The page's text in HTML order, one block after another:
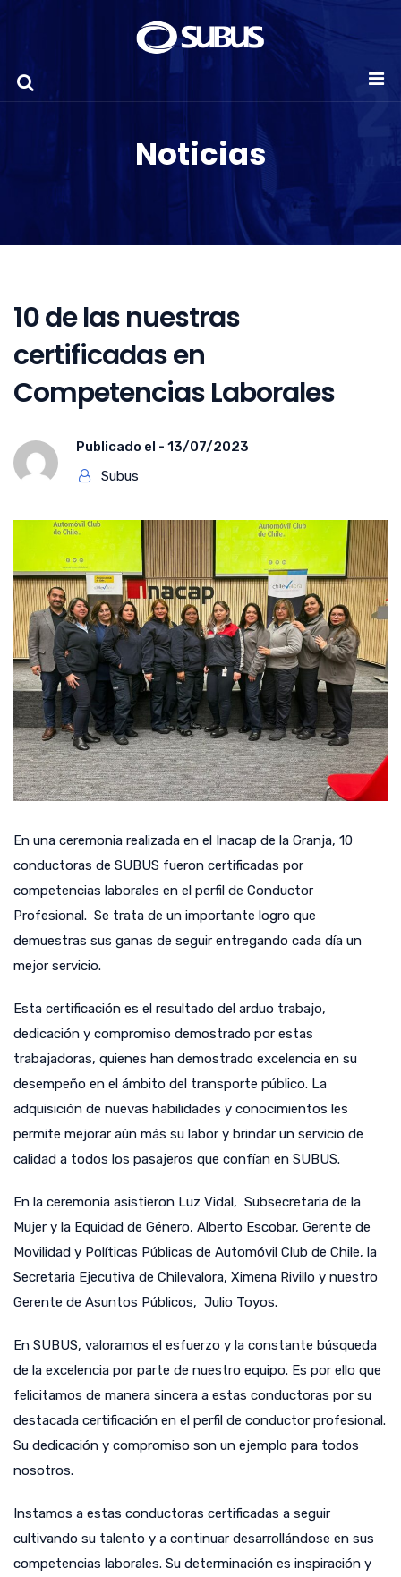
Noticias
10 de las nuestras
certificadas en
Competencias Laborales
Publicado el - 13/07/2023
Subus
En una ceremonia realizada en el Inacap de la Granja, 10
conductoras de SUBUS fueron certificadas por
competencias laborales en el perfil de Conductor
Profesional. Se trata de un importante logro que
demuestras sus ganas de seguir entregando cada día un
mejor servicio.
Esta certificación es el resultado del arduo trabajo,
dedicación y compromiso demostrado por estas
trabajadoras, quienes han demostrado excelencia en su
desempeño en el ámbito del transporte público. La
adquisición de nuevas habilidades y conocimientos les
permite mejorar aún más su labor y brindar un servicio de
calidad a todos los pasajeros que confían en SUBUS.
En la ceremonia asistieron Luz Vidal, Subsecretaria de la
Mujer y la Equidad de Género, Alberto Escobar, Gerente de
Movilidad y Políticas Públicas de Automóvil Club de Chile, la
Secretaria Ejecutiva de Chilevalora, Ximena Rivillo y nuestro
Gerente de Asuntos Públicos, Julio Toyos.
En SUBUS, valoramos el esfuerzo y la constante búsqueda
de la excelencia por parte de nuestro equipo. Es por ello que
felicitamos de manera sincera a estas conductoras por su
destacada certificación en el perfil de conductor profesional.
Su dedicación y compromiso son un ejemplo para todos
nosotros.
Instamos a estas conductoras certificadas a seguir
cultivando su talento y a continuar desarrollándose en sus
competencias laborales. Su determinación es inspiración y